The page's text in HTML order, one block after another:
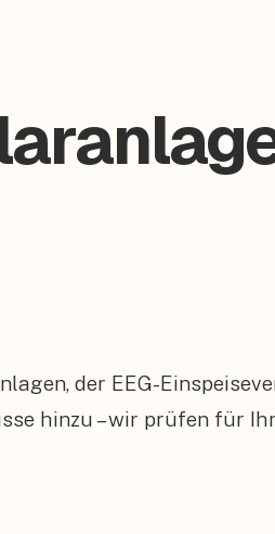
der EEG-
hinzu – wir prüfen für